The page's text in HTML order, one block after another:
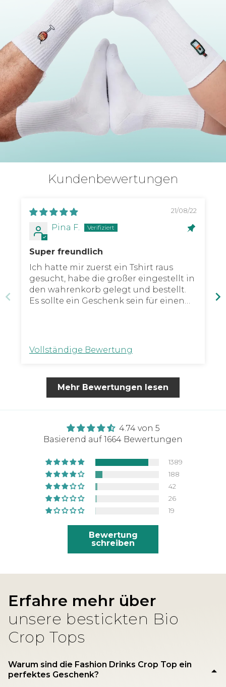
Kundenbewertungen
21/08/22
Pina F.
Super freundlich
Ich hatte mir zuerst ein Tshirt raus
gesucht, habe die großer eingestellt in
den wahrenkorb gelegt und bestellt.
Es sollte ein Geschenk sein für einen
dem fashion team sofort eine Email
geschrieben, ob sie eventuell meine
ein Männer Schnitt hat. Ich habe ich
wenigen Minuten eine Rückmeldung
bekommen, mit sehr freundlichem
Text, dass sie gerne meine Bestellung
bearbeiten und das überhaupt kein
Problem ist. Ich habe anschließen
auch eine Bestätigungs Email für
meine neue Bestellung bekommen 👍🏽
Zum thsirt selbst kann ich sagen, toller
Stoff, sauber gestochenes Zeichen,
sehr bequem. Kann ich nur weiter
empfehlen
Vollständige Bewertung
Mehr Bewertungen lesen
4.74 von 5
Basierend auf 1664 Bewertungen
1389
188
42
26
19
Bewertung
schreiben
Erfahre mehr über
unsere bestickten Bio
Crop Tops
Warum sind die Fashion Drinks Crop Top ein
perfektes Geschenk?